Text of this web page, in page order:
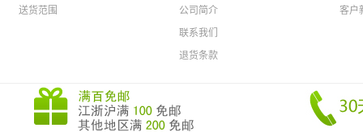
送货范围
公司简介
联系我们
退货条款
客户